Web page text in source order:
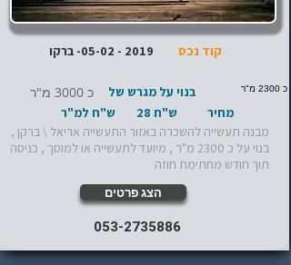
קוד נכס 2019 - 05-02 - ברקו
בנוי על מגרש של כ 2300 מ"ר כ 3000 מ"ר
מחיר ש"ח 28
ש"ח למ"ר
מבנה תעשייה להשכרה באזור התעשייה אריאל \ ברקן ,
בנוי על כ 2300 מ"ר , מיועד לתעשייה או למוסך , כניסה
תוך חודש מחתימת חוזה
הצג פרטים
053-2735886